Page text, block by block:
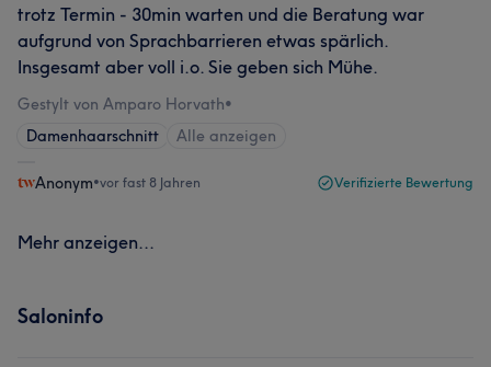
trotz Termin - 30min warten und die Beratung war
aufgrund von Sprachbarrieren etwas spärlich.
Insgesamt aber voll i.o. Sie geben sich Mühe.
Gestylt von Amparo Horvath•
Damenhaarschnitt
Alle anzeigen
Anonym•vor fast 8 Jahren Verifizierte Bewertung
Mehr anzeigen...
Saloninfo